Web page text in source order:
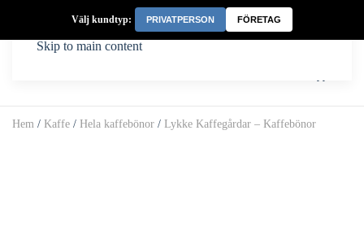
Välj kundtyp: PRIVATPERSON FÖRETAG
Skip to main content
Hem / Kaffe / Hela kaffebönor / Lykke Kaffegårdar – Kaffebönor